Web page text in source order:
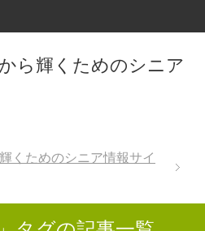
ら輝くためのシニア
くためのシニア情報サイ